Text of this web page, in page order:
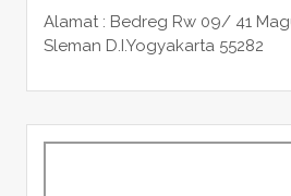
Alamat : Bedreg Rw 09/ 41
Sleman D.I.Yogyakarta 55282